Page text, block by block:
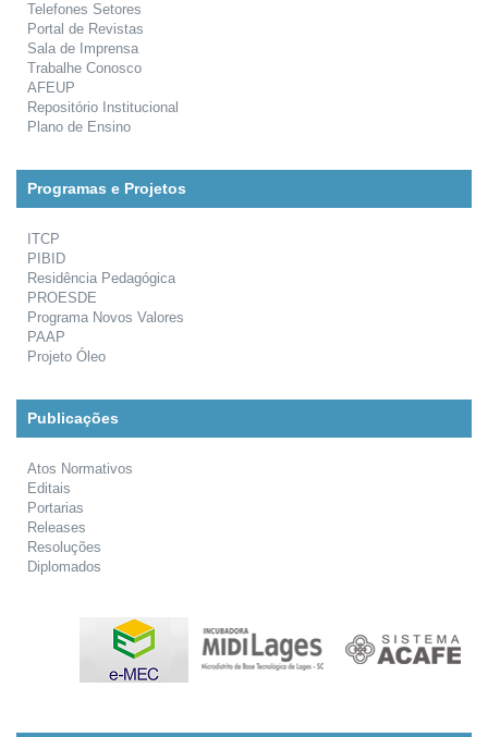
Telefones Setores
Portal de Revistas
Sala de Imprensa
Trabalhe Conosco
AFEUP
Repositório Institucional
Plano de Ensino
Programas e Projetos
ITCP
PIBID
Residência Pedagógica
PROESDE
Programa Novos Valores
PAAP
Projeto Óleo
Publicações
Atos Normativos
Editais
Portarias
Releases
Resoluções
Diplomados